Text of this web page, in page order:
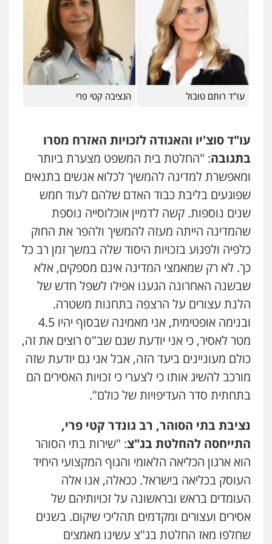
עו"ד רותם טובול הנציבה קטי פרי
עו"ד סוצ'יו והאגודה לזכויות האזרח מסרו
בתגובה: "החלטת בית המשפט מצערת ביותר
ומאפשרת למדינה להמשיך לכלוא אנשים בתנאים
שפוגעים בליבת כבוד האדם שלהם לעוד חמש
שנים נוספות. קשה לדמיין אוכלוסייה נוספת
שהמדינה הייתה מעזה להמשיך ולהפר את החוק
כלפיה ולפגוע בזכויות היסוד שלה במשך זמן רב כל
כך. לא רק שמאמצי המדינה אינם מספקים, אלא
שבשנה האחרונה הגענו אפילו לשפל חדש של
הלנת עצורים על הרצפה בתחנות משטרה.
ובנימה אופטימית, אני מאמינה שבסוף יהיו 4.5
מטר לאסיר, כי אני יודעת שגם שב"ס רוצים את זה,
כולם מעוניינים ביעד הזה, אבל אני גם יודעת שזה
מורכב להשיג אותו כי לצערי כי זכויות האסירים הם
בתחתית סדר העדיפויות של כולם".
נציבת בתי הסוהר, רב גונדר קטי פרי,
התייחסה להחלטת בג"צ: "שירות בתי הסוהר
הוא ארגון הכליאה הלאומי והגוף המקצועי היחיד
העוסק בכליאה בישראל. ככאלה, אנו אלה
העומדים בראש ובראשונה על זכויותיהם של
אסירים ועצורים ומקדמים תהליכי שיקום. בשנים
שחלפו מאז החלטת בג"צ עשינו מאמצים